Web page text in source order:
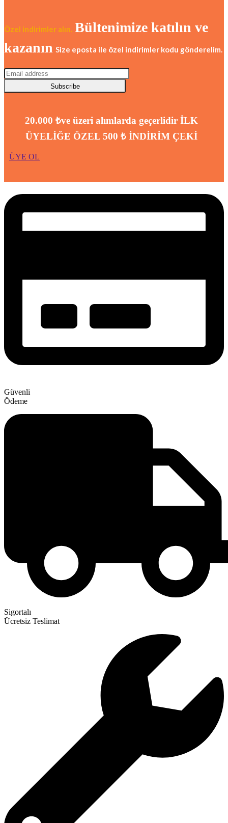
Özel indirimler alın. Bültenimize katılın ve
kazanın Size eposta ile özel indirimler kodu gönderelim.
Subscribe
20.000 ₺ve üzeri alımlarda geçerlidir İLK
ÜYELİĞE ÖZEL 500 ₺ İNDİRİM ÇEKİ
ÜYE OL
Güvenli
Ödeme
Sigortalı
Ücretsiz Teslimat